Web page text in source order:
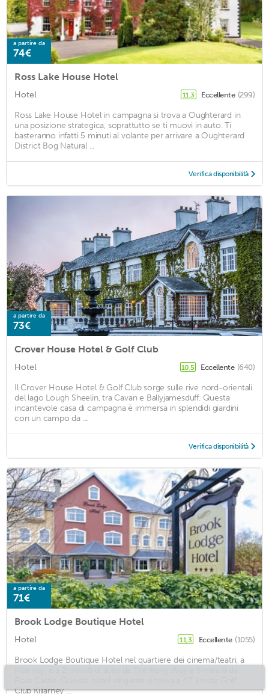
a partire da
74€
Ross Lake House Hotel
Hotel 11,3 Eccellente (299)
Ross Lake House Hotel in campagna si trova a Oughterard in
una posizione strategica, soprattutto se ti muovi in auto. Ti
basteranno infatti 5 minuti al volante per arrivare a Oughterard
District Bog Natural ...
Verifica disponibilità
a partire da
73€
Crover House Hotel & Golf Club
Hotel 10,5 Eccellente (640)
Il Crover House Hotel & Golf Club sorge sulle rive nord-orientali
del lago Lough Sheelin, tra Cavan e Ballyjamesduff. Questa
incantevole casa di campagna è immersa in splendidi giardini
con un campo da ...
Verifica disponibilità
a partire da
71€
Brook Lodge Boutique Hotel
Hotel 11,3 Eccellente (1055)
Brook Lodge Boutique Hotel nel quartiere dei cinema/teatri, a
Club Killarney ...